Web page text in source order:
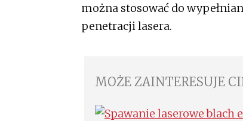
można stosować do
penetracji lasera.
MOŻE ZAINTERESUJE